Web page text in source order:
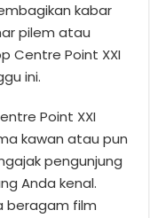
kabar
pilem atau
Centre Point XXI
ini.
Point XXI
kawan atau pun
pengunjung
Anda kenal.
beragam film